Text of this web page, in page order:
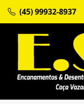
(45) 99932-8937